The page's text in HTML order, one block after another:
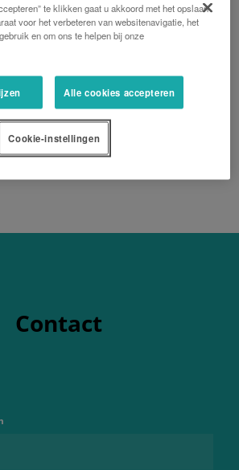
M6002
PK, 143 PK, 6,1 L, Cabine, Powershift
Contact
te klikken gaat u akkoord met het opslaan
voor het verbeteren van websitenavigatie, het
en om ons te helpen bij onze
Alle cookies accepteren
Cookie-instellingen